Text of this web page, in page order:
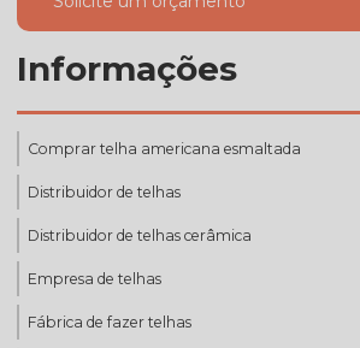
Informações
Comprar telha americana esmaltada
Distribuidor de telhas
Distribuidor de telhas cerâmica
Empresa de telhas
Fábrica de fazer telhas